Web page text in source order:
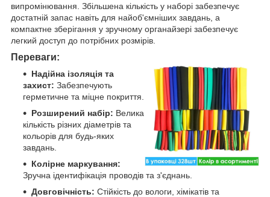
випромінювання. Збільшена кількість у наборі забезпечує
достатній запас навіть для найоб'ємніших завдань, а
компактне зберігання у зручному органайзері забезпечує
легкий доступ до потрібних розмірів.
Переваги:
Надійна ізоляція та
захист: Забезпечують
герметичне та міцне покриття.
Розширений набір: Велика
кількість різних діаметрів та
кольорів для будь-яких
завдань.
Колірне маркування:
Зручна ідентифікація проводів та з'єднань.
Довговічність: Стійкість до вологи, хімікатів та